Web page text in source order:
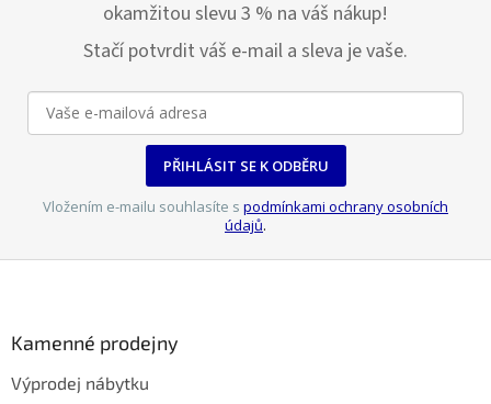
okamžitou slevu 3 % na váš nákup!
Stačí potvrdit váš e-mail a sleva je vaše.
PŘIHLÁSIT SE K ODBĚRU
Vložením e-mailu souhlasíte s podmínkami ochrany osobních
údajů.
Kamenné prodejny
Výprodej nábytku